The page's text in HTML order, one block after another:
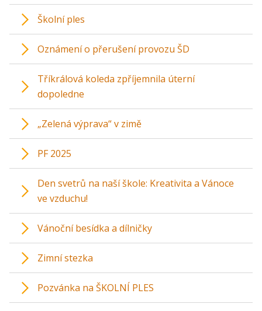
Školní ples
Oznámení o přerušení provozu ŠD
Tříkrálová koleda zpříjemnila úterní
dopoledne
„Zelená výprava“ v zimě
PF 2025
Den svetrů na naší škole: Kreativita a Vánoce
ve vzduchu!
Vánoční besídka a dílničky
Zimní stezka
Pozvánka na ŠKOLNÍ PLES